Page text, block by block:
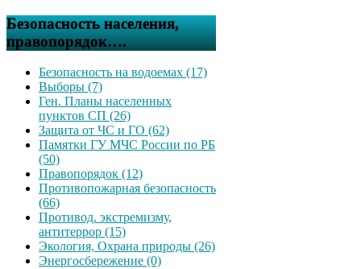
Безопасность населения,
правопорядок….
Безопасность на водоемах (17)
Выборы (7)
Ген. Планы населенных
пунктов СП (26)
Защита от ЧС и ГО (62)
Памятки ГУ МЧС России по РБ
(50)
Правопорядок (12)
Противопожарная безопасность
(66)
Противод. экстремизму,
антитеррор (15)
Экология, Охрана природы (26)
Энергосбережение (0)